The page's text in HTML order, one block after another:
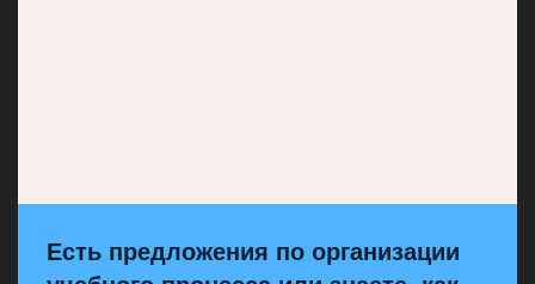
Есть предложения по организации